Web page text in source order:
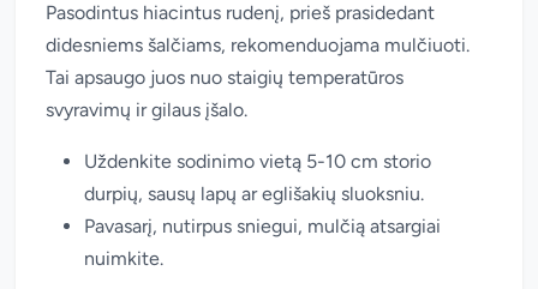
Pasodintus hiacintus rudenį, prieš prasidedant
didesniems šalčiams, rekomenduojama mulčiuoti.
Tai apsaugo juos nuo staigių temperatūros
svyravimų ir gilaus įšalo.
Uždenkite sodinimo vietą 5-10 cm storio
durpių, sausų lapų ar eglišakių sluoksniu.
Pavasarį, nutirpus sniegui, mulčią atsargiai
nuimkite.